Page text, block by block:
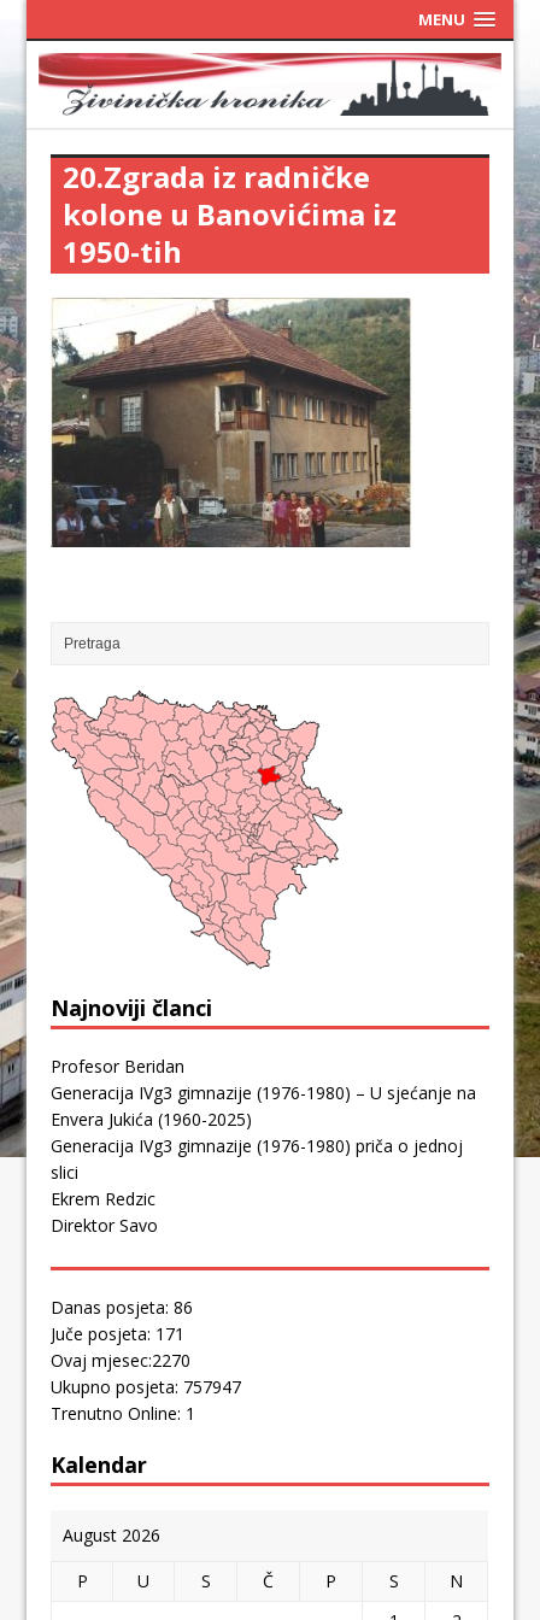
MENU
20.Zgrada iz radničke
kolone u Banovićima iz
1950-tih
Najnoviji članci
Profesor Beridan
Generacija IVg3 gimnazije (1976-1980) – U sjećanje na
Envera Jukića (1960-2025)
Generacija IVg3 gimnazije (1976-1980) priča o jednoj
slici
Ekrem Redzic
Direktor Savo
Danas posjeta: 86
Juče posjeta: 171
Ovaj mjesec:2270
Ukupno posjeta: 757947
Trenutno Online: 1
Kalendar
August 2026
P
U S Č P S
N